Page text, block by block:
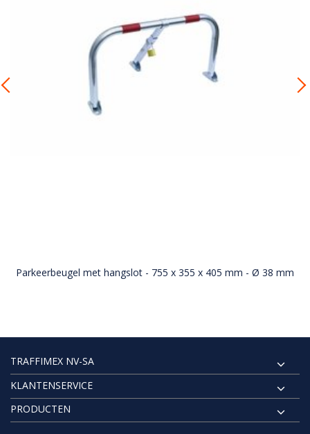
Parkeerbeugel met hangslot - 755 x 355 x 405 mm - Ø 38 mm
TRAFFIMEX NV-SA
KLANTENSERVICE
PRODUCTEN